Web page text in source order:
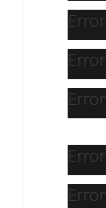
Error
Error
Error
Error
Error